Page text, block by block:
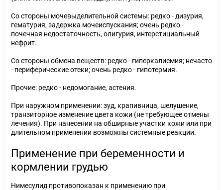
Со стороны мочевыделительной системы: редко - дизурия,
гематурия, задержка мочеиспускания; очень редко -
почечная недостаточность, олигурия, интерстициальный
нефрит.
Со стороны обмена веществ: редко - гиперкалиемия; нечасто
- периферические отеки; очень редко - гипотермия.
Прочие: редко - недомогание, астения.
При наружном применении: зуд, крапивница, шелушение,
транзиторное изменение цвета кожи (не требующее отмены
лечения). При нанесении на обширные участки кожи или при
длительном применении возможны системные реакции.
Применение при беременности и
кормлении грудью
Нимесулид противопоказан к применению при